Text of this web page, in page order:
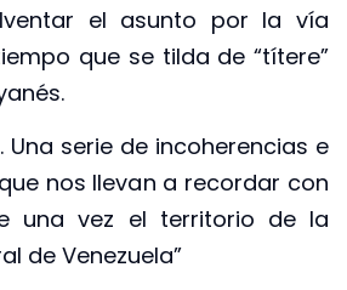
el asunto por la vía
que se tilda de “títere”
Una serie de incoherencias e
nos llevan a recordar con
una vez el territorio de la
de Venezuela”